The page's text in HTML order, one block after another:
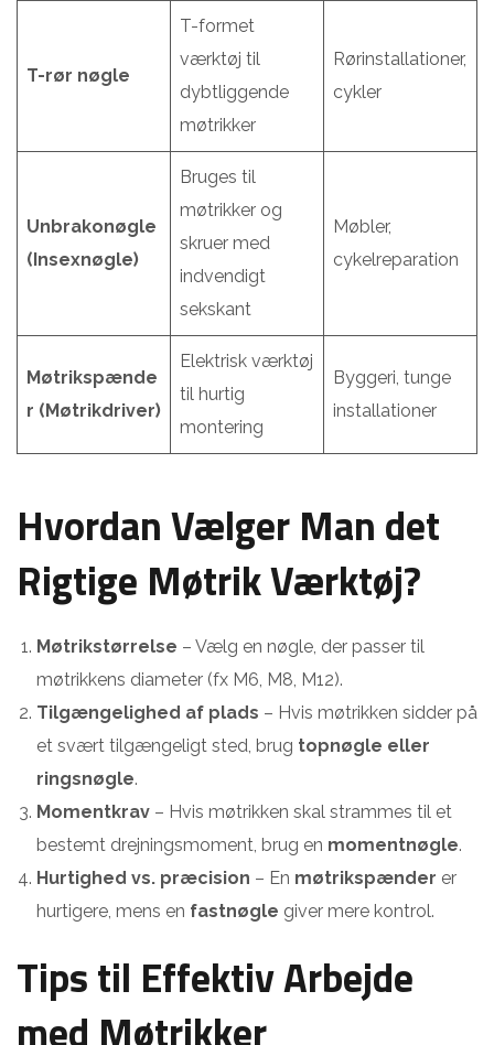
T-rør nøgle
T-formet
værktøj til
dybtliggende
møtrikker
Rørinstallationer,
cykler
Unbrakonøgle
(Insexnøgle)
Bruges til
møtrikker og
skruer med
indvendigt
sekskant
Møbler,
cykelreparation
Møtrikspænde
r (Møtrikdriver)
Elektrisk værktøj
til hurtig
montering
Byggeri, tunge
installationer
Hvordan Vælger Man det
Rigtige Møtrik Værktøj?
Møtrikstørrelse – Vælg en nøgle, der passer til
møtrikkens diameter (fx M6, M8, M12).
Tilgængelighed af plads – Hvis møtrikken sidder på
et svært tilgængeligt sted, brug topnøgle eller
ringsnøgle.
Momentkrav – Hvis møtrikken skal strammes til et
bestemt drejningsmoment, brug en momentnøgle.
Hurtighed vs. præcision – En møtrikspænder er
hurtigere, mens en fastnøgle giver mere kontrol.
Tips til Effektiv Arbejde
med Møtrikker